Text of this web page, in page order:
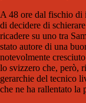
A 48 ore dal fischio
di decidere di
ricadere su uno tra
stato autore di una
notevolmente
lo svizzero che, però,
gerarchie del tecnico
che ne ha rallentato la